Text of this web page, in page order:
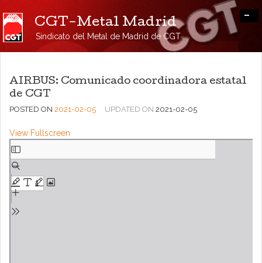
CGT-Metal Madrid
Sindicato del Metal de Madrid de CGT
-
AIRBUS: Comunicado coordinadora estatal
de CGT
POSTED ON 2021-02-05 UPDATED ON 2021-02-05
View Fullscreen
Saltar
al
contenido
del
PDF